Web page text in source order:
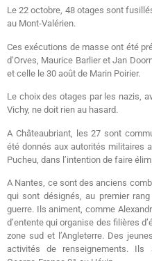
Le 22 octobre, 48 otages sont
au Mont-Valérien.
Ces exécutions de masse ont été
d’Orves, Maurice Barlier et Jan
et celle le 30 août de Marin Poirier.
Le choix des otages par les nazis,
Vichy, ne doit rien au hasard.
A Châteaubriant, les 27 sont
été donnés aux autorités militaires
Pucheu, dans l’intention de faire
A Nantes, ce sont des anciens
qui sont désignés, au premier
guerre. Ils animent, comme
d’entente qui organise des filières
zone sud et l’Angleterre. Des
activités de renseignements. Ils